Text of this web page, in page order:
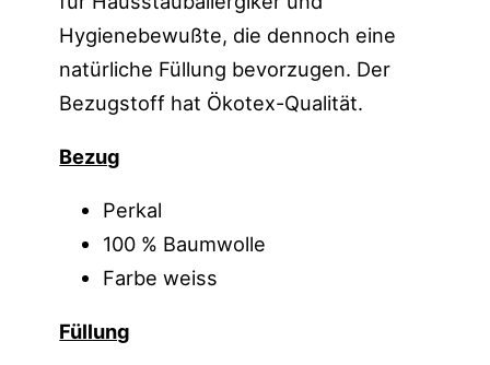
Hygienebewußte, die dennoch eine
natürliche Füllung bevorzugen. Der
Bezugstoff hat Ökotex-Qualität.
Bezug
Perkal
100 % Baumwolle
Farbe weiss
Füllung